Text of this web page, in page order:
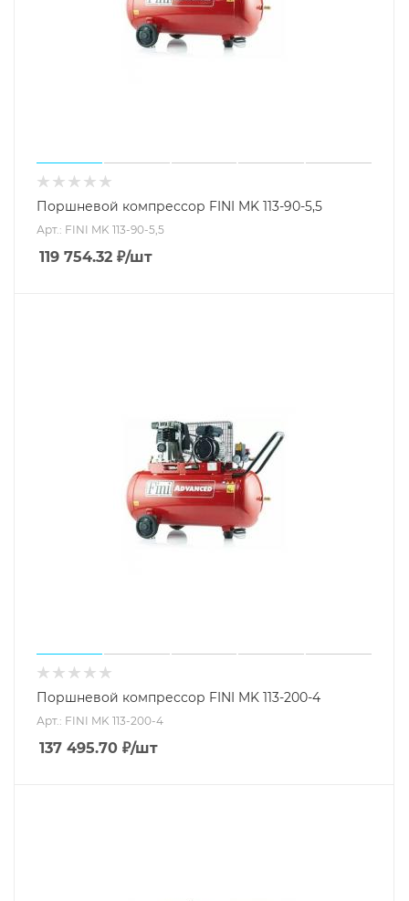
Поршневой компрессор FINI MK 113-90-5,5
Арт.: FINI MK 113-90-5,5
119 754.32 ₽/шт
Поршневой компрессор FINI MK 113-200-4
Арт.: FINI MK 113-200-4
137 495.70 ₽/шт